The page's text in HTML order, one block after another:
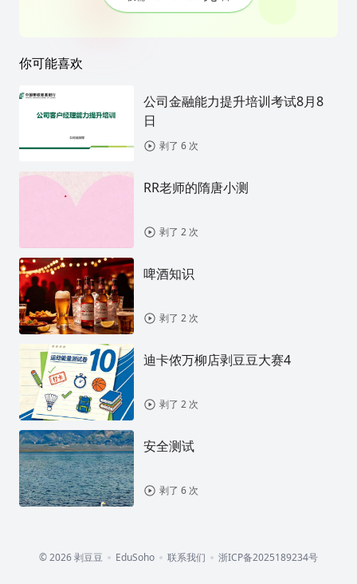
你可能喜欢
公司金融能力提升培训考试8月8
日
剥了 6 次
RR老师的隋唐小测
剥了 2 次
啤酒知识
剥了 2 次
迪卡侬万柳店剥豆豆大赛4
剥了 2 次
安全测试
剥了 6 次
© 2026 剥豆豆 EduSoho 联系我们 浙ICP备2025189234号